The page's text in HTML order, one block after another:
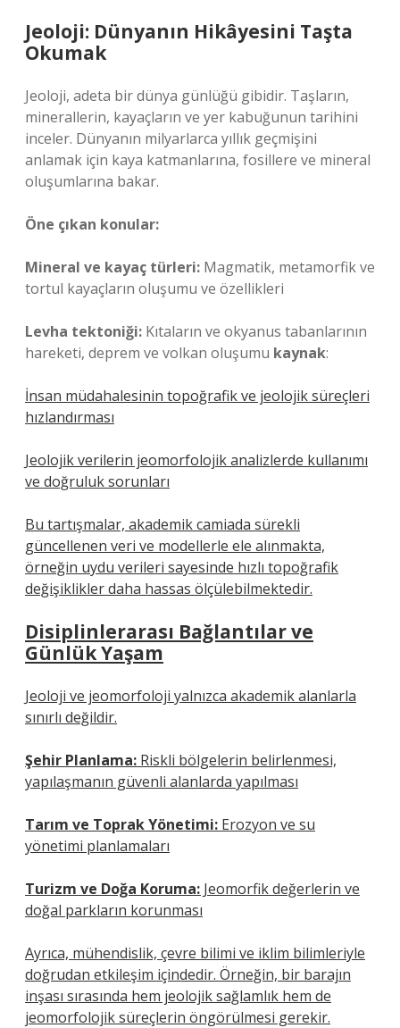
Jeoloji: Dünyanın Hikâyesini Taşta
Okumak
Jeoloji, adeta bir dünya günlüğü gibidir. Taşların,
minerallerin, kayaçların ve yer kabuğunun tarihini
inceler. Dünyanın milyarlarca yıllık geçmişini
anlamak için kaya katmanlarına, fosillere ve mineral
oluşumlarına bakar.
Öne çıkan konular:
Mineral ve kayaç türleri: Magmatik, metamorfik ve
tortul kayaçların oluşumu ve özellikleri
Levha tektoniği: Kıtaların ve okyanus tabanlarının
hareketi, deprem ve volkan oluşumu kaynak:
İnsan müdahalesinin topoğrafik ve jeolojik süreçleri
hızlandırması
Jeolojik verilerin jeomorfolojik analizlerde kullanımı
ve doğruluk sorunları
Bu tartışmalar, akademik camiada sürekli
güncellenen veri ve modellerle ele alınmakta,
örneğin uydu verileri sayesinde hızlı topoğrafik
değişiklikler daha hassas ölçülebilmektedir.
Disiplinlerarası Bağlantılar ve
Günlük Yaşam
Jeoloji ve jeomorfoloji yalnızca akademik alanlarla
sınırlı değildir.
Şehir Planlama: Riskli bölgelerin belirlenmesi,
yapılaşmanın güvenli alanlarda yapılması
Tarım ve Toprak Yönetimi: Erozyon ve su
yönetimi planlamaları
Turizm ve Doğa Koruma: Jeomorfik değerlerin ve
doğal parkların korunması
Ayrıca, mühendislik, çevre bilimi ve iklim bilimleriyle
doğrudan etkileşim içindedir. Örneğin, bir barajın
inşası sırasında hem jeolojik sağlamlık hem de
jeomorfolojik süreçlerin öngörülmesi gerekir.